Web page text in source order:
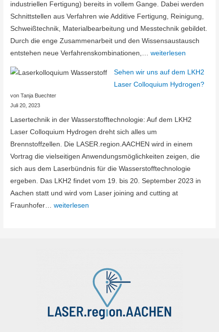
industriellen Fertigung) bereits in vollem Gange. Dabei werden
Schnittstellen aus Verfahren wie Additive Fertigung, Reinigung,
Schweißtechnik, Materialbearbeitung und Messtechnik gebildet.
Durch die enge Zusammenarbeit und den Wissensaustausch
entstehen neue Verfahrenskombinationen,…Aktuelles
weiterlesen
Sehen wir uns auf dem LKH2
Laser Colloquium Hydrogen?
von Tanja Buechter
Juli 20, 2023
Lasertechnik in der Wasserstofftechnologie: Auf dem LKH2
Laser Colloquium Hydrogen dreht sich alles um
Brennstoffzellen. Die LASER.region.AACHEN wird in einem
Vortrag die vielseitigen Anwendungsmöglichkeiten zeigen, die
sich aus dem Laserbündnis für die Wasserstofftechnologie
ergeben. Das LKH2 findet vom 19. bis 20. September 2023 in
Aachen statt und wird vom Laser joining and cutting at
Fraunhofer…Sehen
weiterlesen